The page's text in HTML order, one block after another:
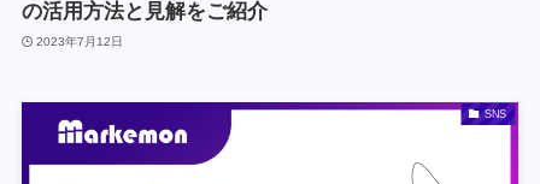
の活用方法と見解をご紹介
2023年7月12日
SNS